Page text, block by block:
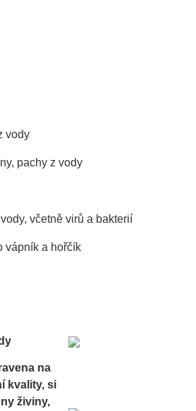
vody
pachy z vody
včetně virů a bakterií
vápník a hořčík
na
kvality, si
živiny,